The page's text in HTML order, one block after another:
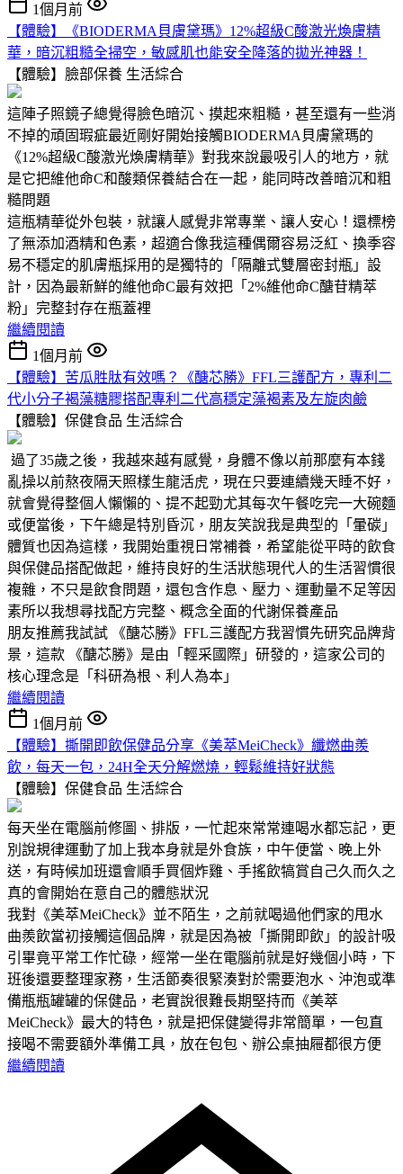
1個月前
【體驗】《BIODERMA貝膚黛瑪》12%超級C酸激光煥膚精
華，暗沉粗糙全掃空，敏感肌也能安全降落的拋光神器！
【體驗】臉部保養 生活綜合
這陣子照鏡子總覺得臉色暗沉、摸起來粗糙，甚至還有一些消
不掉的頑固瑕疵最近剛好開始接觸BIODERMA貝膚黛瑪的
《12%超級C酸激光煥膚精華》對我來說最吸引人的地方，就
是它把維他命C和酸類保養結合在一起，能同時改善暗沉和粗
糙問題
這瓶精華從外包裝，就讓人感覺非常專業、讓人安心！還標榜
了無添加酒精和色素，超適合像我這種偶爾容易泛紅、換季容
易不穩定的肌膚瓶採用的是獨特的「隔離式雙層密封瓶」設
計，因為最新鮮的維他命C最有效把「2%維他命C醣苷精萃
粉」完整封存在瓶蓋裡
繼續閱讀
1個月前
【體驗】苦瓜胜肽有效嗎？《醣芯勝》FFL三護配方，專利二
代小分子褐藻糖膠搭配專利二代高穩定藻褐素及左旋肉鹼
【體驗】保健食品 生活綜合
過了35歲之後，我越來越有感覺，身體不像以前那麼有本錢
亂操以前熬夜隔天照樣生龍活虎，現在只要連續幾天睡不好，
就會覺得整個人懶懶的、提不起勁尤其每次午餐吃完一大碗麵
或便當後，下午總是特別昏沉，朋友笑說我是典型的「暈碳」
體質也因為這樣，我開始重視日常補養，希望能從平時的飲食
與保健品搭配做起，維持良好的生活狀態現代人的生活習慣很
複雜，不只是飲食問題，還包含作息、壓力、運動量不足等因
素所以我想尋找配方完整、概念全面的代謝保養產品
朋友推薦我試試 《醣芯勝》FFL三護配方我習慣先研究品牌背
景，這款 《醣芯勝》是由「輕采國際」研發的，這家公司的
核心理念是「科研為根、利人為本」
繼續閱讀
1個月前
【體驗】撕開即飲保健品分享《美萃MeiCheck》纖燃曲羨
飲，每天一包，24H全天分解燃燒，輕鬆維持好狀態
【體驗】保健食品 生活綜合
每天坐在電腦前修圖、排版，一忙起來常常連喝水都忘記，更
別說規律運動了加上我本身就是外食族，中午便當、晚上外
送，有時候加班還會順手買個炸雞、手搖飲犒賞自己久而久之
真的會開始在意自己的體態狀況
我對《美萃MeiCheck》並不陌生，之前就喝過他們家的甩水
曲羨飲當初接觸這個品牌，就是因為被「撕開即飲」的設計吸
引畢竟平常工作忙碌，經常一坐在電腦前就是好幾個小時，下
班後還要整理家務，生活節奏很緊湊對於需要泡水、沖泡或準
備瓶瓶罐罐的保健品，老實說很難長期堅持而《美萃
MeiCheck》最大的特色，就是把保健變得非常簡單，一包直
接喝不需要額外準備工具，放在包包、辦公桌抽屜都很方便
繼續閱讀